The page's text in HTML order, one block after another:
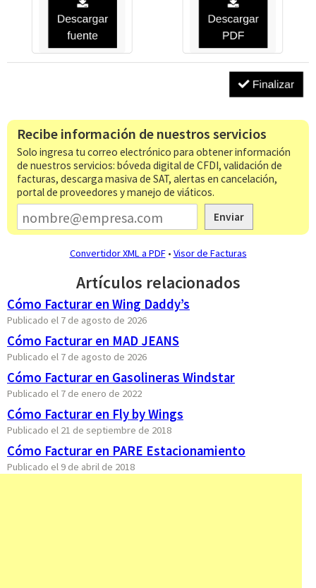
Recibe información de nuestros servicios
Solo ingresa tu correo electrónico para obtener información
de nuestros servicios: bóveda digital de CFDI, validación de
facturas, descarga masiva de SAT, alertas en cancelación,
portal de proveedores y manejo de viáticos.
Enviar
Convertidor XML a PDF• Visor de Facturas
Artículos relacionados
Cómo Facturar en Wing Daddy’s
Publicado el 7 de agosto de 2026
Cómo Facturar en MAD JEANS
Publicado el 7 de agosto de 2026
Cómo Facturar en Gasolineras Windstar
Publicado el 7 de enero de 2022
Cómo Facturar en Fly by Wings
Publicado el 21 de septiembre de 2018
Cómo Facturar en PARE Estacionamiento
Publicado el 9 de abril de 2018